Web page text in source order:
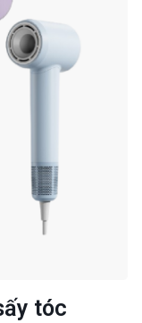
tóc